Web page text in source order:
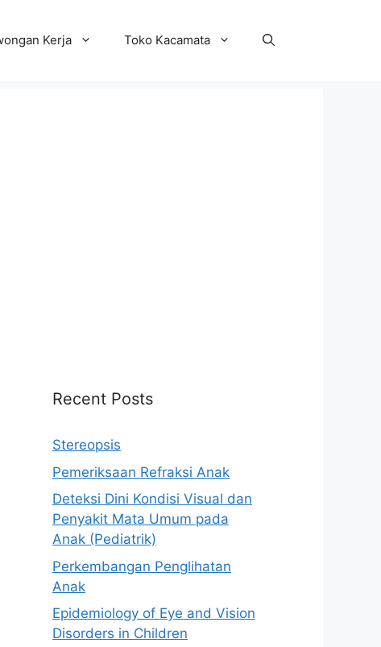
Kerja Toko Kacamata
Recent Posts
Stereopsis
Pemeriksaan Refraksi Anak
Deteksi Dini Kondisi Visual dan
Penyakit Mata Umum pada
Anak (Pediatrik)
Perkembangan Penglihatan
Anak
Epidemiology of Eye and Vision
Disorders in Children